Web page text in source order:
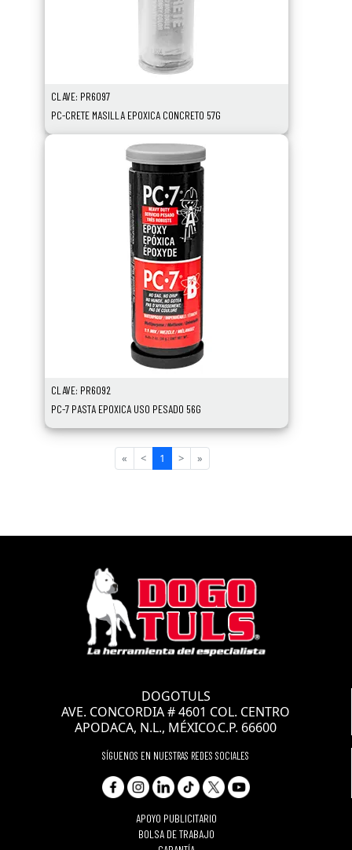
CLAVE: PR6097
PC-CRETE MASILLA EPOXICA CONCRETO 57G
CLAVE: PR6092
PC-7 PASTA EPOXICA USO PESADO 56G
« < 1 > »
DOGOTULS
AVE. CONCORDIA # 4601 COL. CENTRO
APODACA, N.L., MÉXICO.C.P. 66600
SÍGUENOS EN NUESTRAS REDES SOCIALES
APOYO PUBLICITARIO
BOLSA DE TRABAJO